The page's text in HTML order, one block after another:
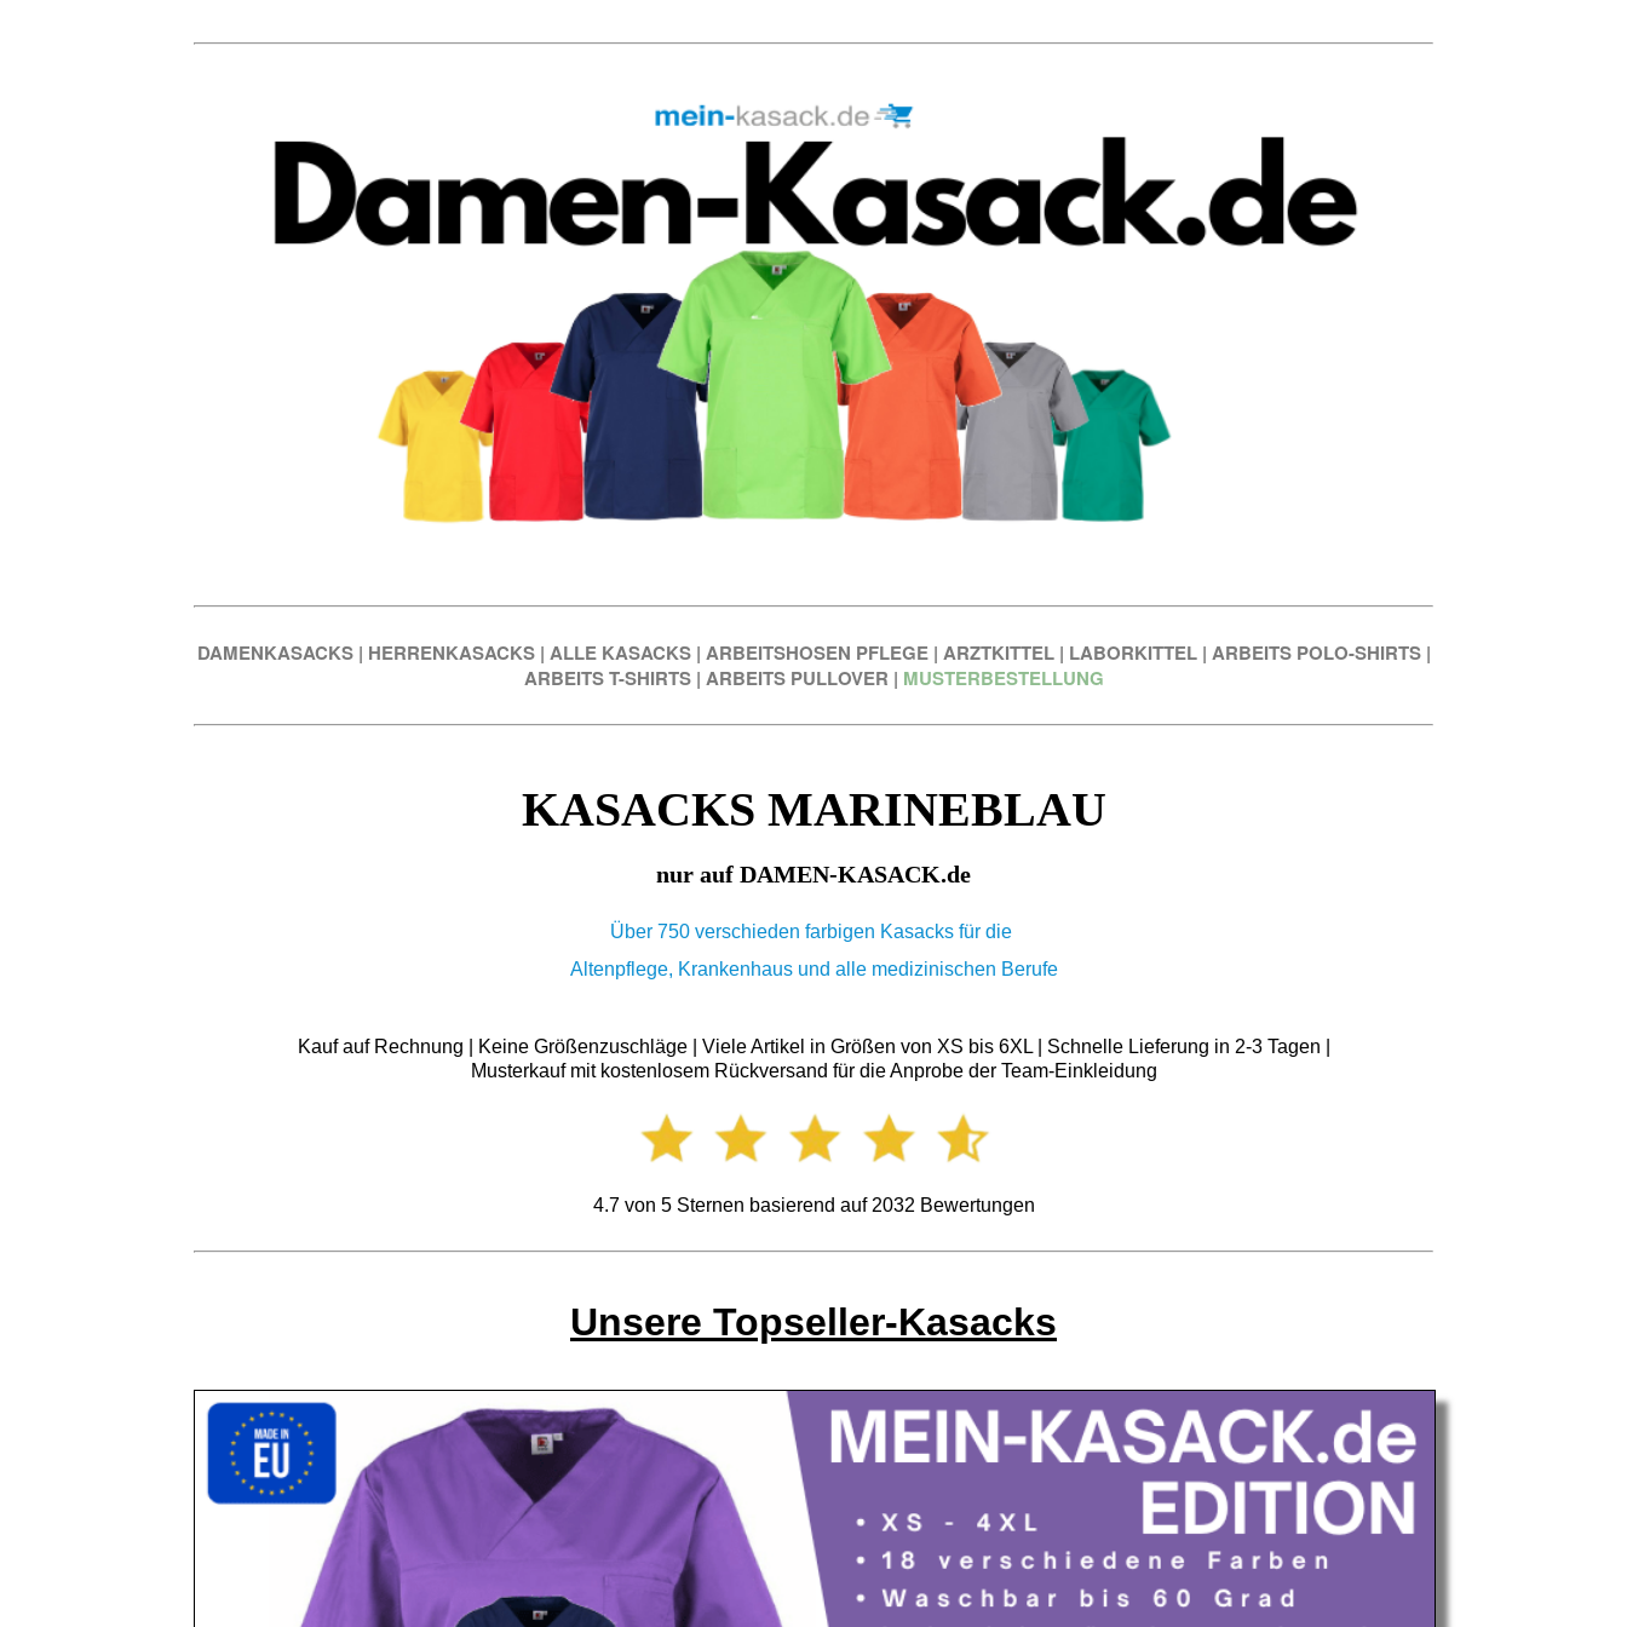
DAMENKASACKS | HERRENKASACKS | ALLE KASACKS | ARBEITSHOSEN PFLEGE | ARZTKITTEL | LABORKITTEL | ARBEITS POLO-SHIRTS |
ARBEITS T-SHIRTS | ARBEITS PULLOVER | MUSTERBESTELLUNG
KASACKS MARINEBLAU
nur auf DAMEN-KASACK.de
Über 750 verschieden farbigen Kasacks für die
Altenpflege, Krankenhaus und alle medizinischen Berufe
Kauf auf Rechnung | Keine Größenzuschläge | Viele Artikel in Größen von XS bis 6XL | Schnelle Lieferung in 2-3 Tagen |
Musterkauf mit kostenlosem Rückversand für die Anprobe der Team-Einkleidung
4.7von 5Sternen basierend auf 2032 Bewertungen
Unsere Topseller-Kasacks